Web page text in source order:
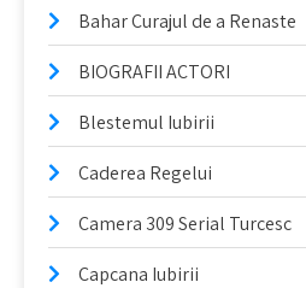
Bahar Curajul de a Renaste
BIOGRAFII ACTORI
Blestemul Iubirii
Caderea Regelui
Camera 309 Serial Turcesc
Capcana Iubirii